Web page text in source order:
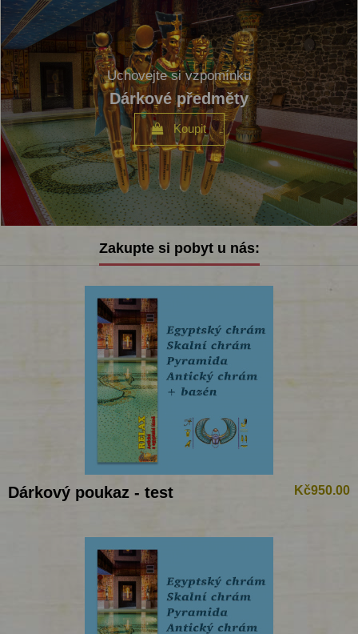
Uchovejte si vzpomínku
Dárkové předměty
Koupit
Zakupte si pobyt u nás:
Dárkový poukaz - test Kč950.00